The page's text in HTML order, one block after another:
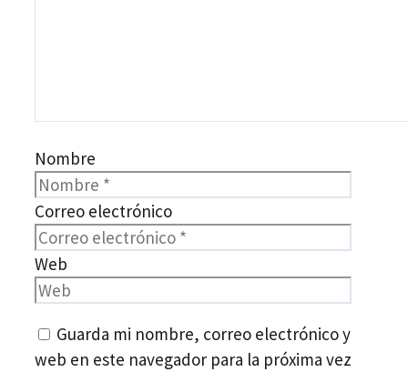
Nombre
Correo electrónico
Web
Guarda mi nombre, correo electrónico y
web en este navegador para la próxima vez